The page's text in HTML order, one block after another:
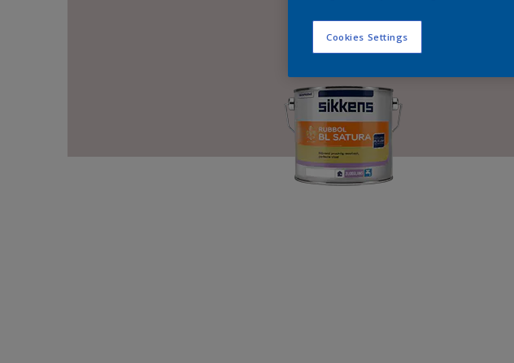
Cookies Settings